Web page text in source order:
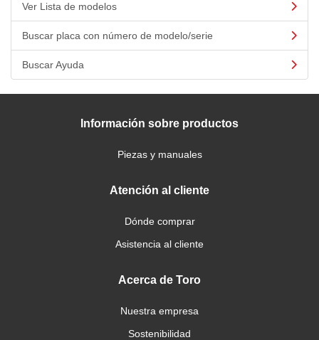
Ver Lista de modelos
Buscar placa con número de modelo/serie
Buscar Ayuda
Información sobre productos
Piezas y manuales
Atención al cliente
Dónde comprar
Asistencia al cliente
Acerca de Toro
Nuestra empresa
Sostenibilidad